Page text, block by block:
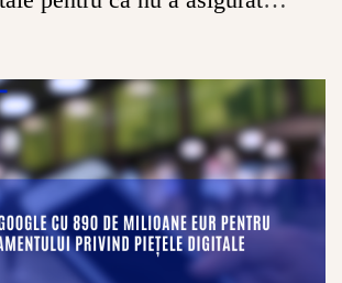
minori